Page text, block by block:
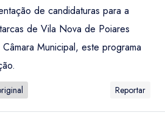
de candidaturas para a
de Vila Nova de Poiares
Municipal, este programa
Reportar